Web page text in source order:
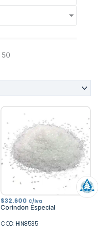
50
$32.600 C/Iva
Corindon Especial
COD: HIN8535